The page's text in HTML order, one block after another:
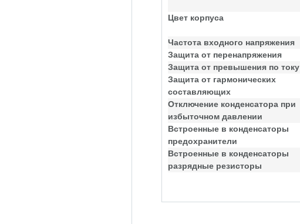
Цвет корпуса
Частота входного напряжения
Защита от перенапряжения
Защита от превышения по току
Защита от гармонических
составляющих
Отключение конденсатора при
избыточном давлении
Встроенные в конденсаторы
предохранители
Встроенные в конденсаторы
разрядные резисторы